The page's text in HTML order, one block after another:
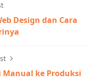
Design dan Cara
ke Produksi